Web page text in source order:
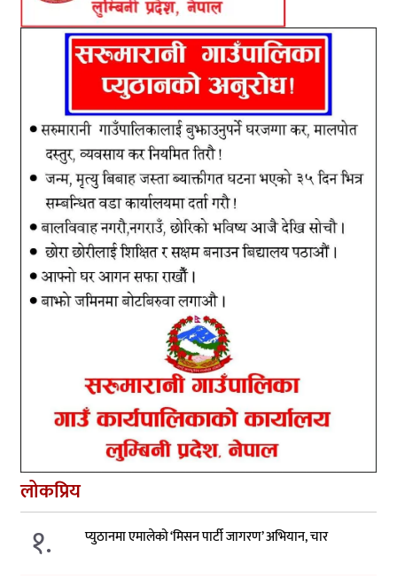
लोकप्रिय
१. प्युठानमा एमालेको ‘मिसन पार्टी जागरण’ अभियान, चार